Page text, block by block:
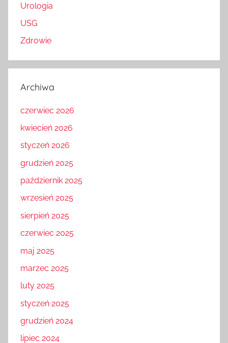
Urologia
USG
Zdrowie
Archiwa
czerwiec 2026
kwiecień 2026
styczeń 2026
grudzień 2025
październik 2025
wrzesień 2025
sierpień 2025
czerwiec 2025
maj 2025
marzec 2025
luty 2025
styczeń 2025
grudzień 2024
lipiec 2024